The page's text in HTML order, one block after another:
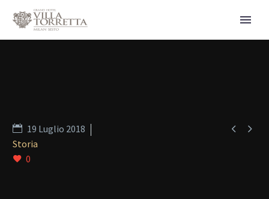
 
19 Luglio 2018
Storia
0